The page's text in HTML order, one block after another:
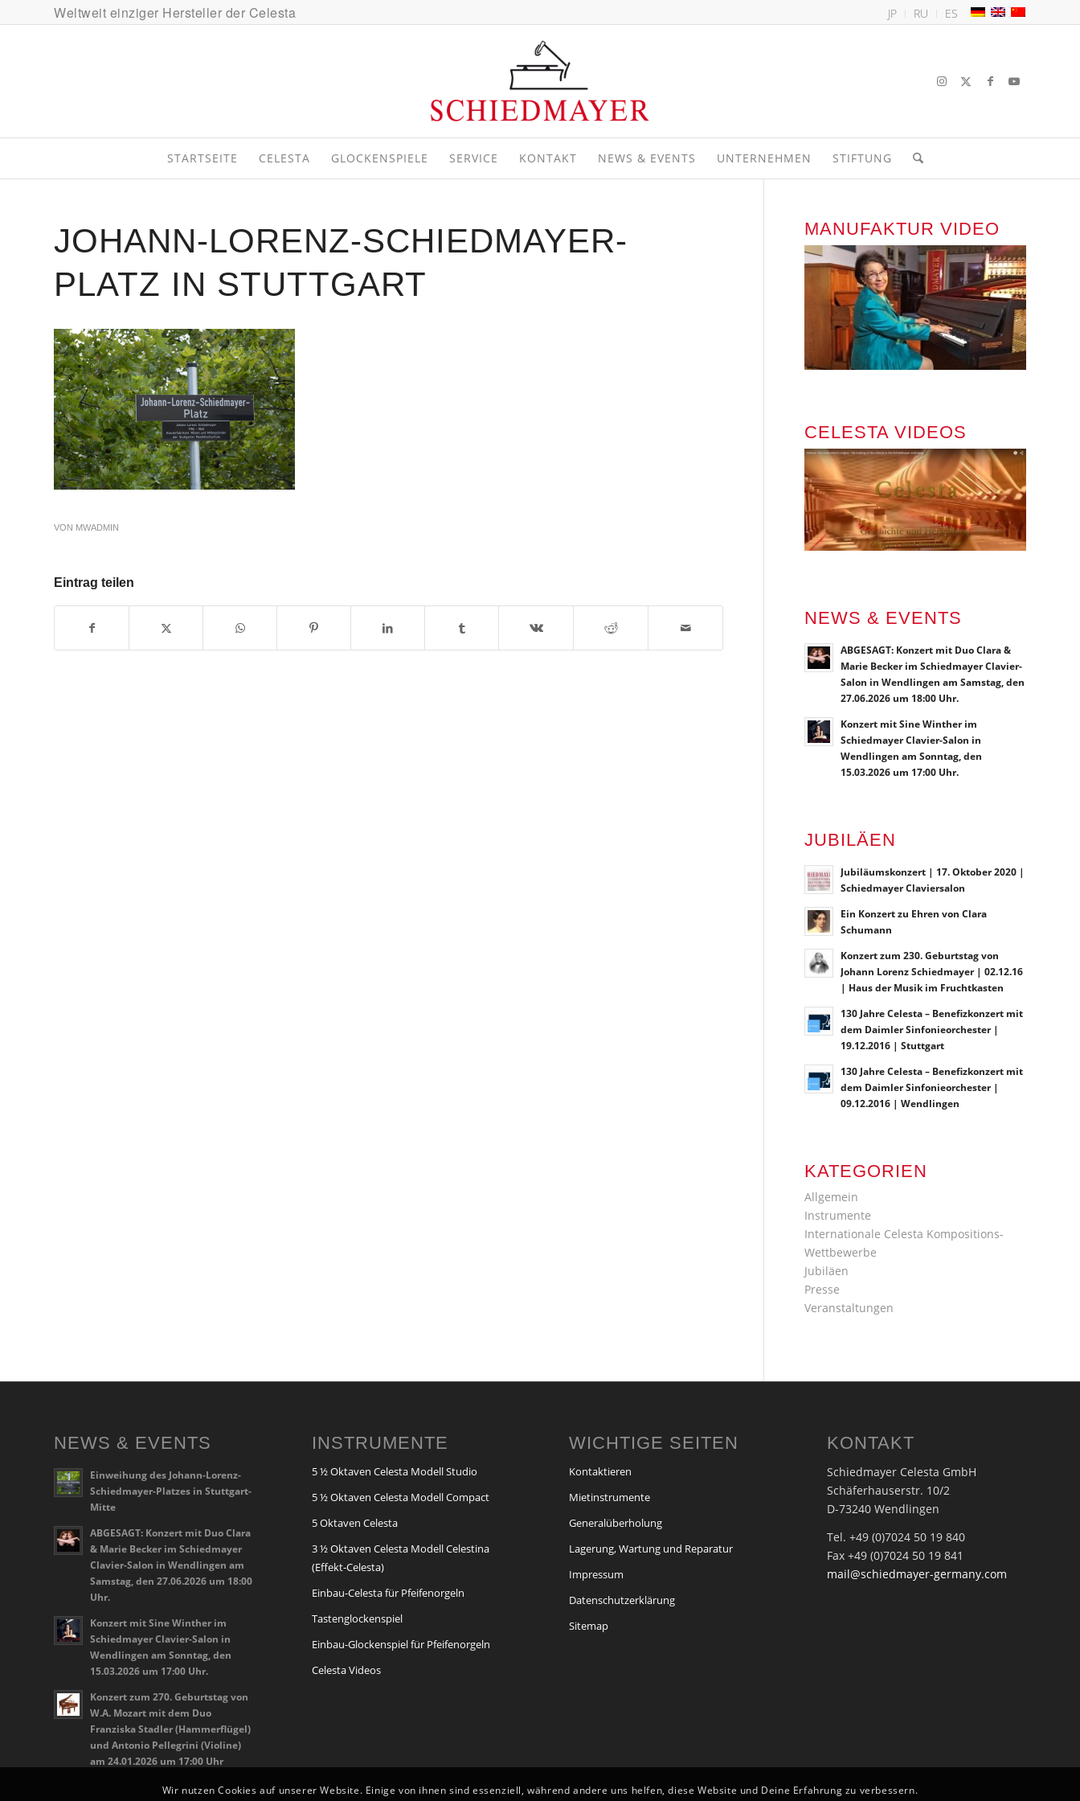
JP RU ES
Weltweit einziger Hersteller der Celesta
STARTSEITE CELESTA GLOCKENSPIELE SERVICE KONTAKT NEWS & EVENTS UNTERNEHMEN STIFTUNG
JOHANN-LORENZ-SCHIEDMAYER-
PLATZ IN STUTTGART
VON MWADMIN
Eintrag teilen
MANUFAKTUR VIDEO
CELESTA VIDEOS
NEWS & EVENTS
ABGESAGT: Konzert mit Duo Clara &
Marie Becker im Schiedmayer Clavier-
Salon in Wendlingen am Samstag, den
27.06.2026 um 18:00 Uhr.
Konzert mit Sine Winther im
Schiedmayer Clavier-Salon in
Wendlingen am Sonntag, den
15.03.2026 um 17:00 Uhr.
JUBILÄEN
Jubiläumskonzert | 17. Oktober 2020 |
Schiedmayer Claviersalon
Ein Konzert zu Ehren von Clara
Schumann
Konzert zum 230. Geburtstag von
Johann Lorenz Schiedmayer | 02.12.16
| Haus der Musik im Fruchtkasten
130 Jahre Celesta – Benefizkonzert mit
dem Daimler Sinfonieorchester |
19.12.2016 | Stuttgart
130 Jahre Celesta – Benefizkonzert mit
dem Daimler Sinfonieorchester |
09.12.2016 | Wendlingen
KATEGORIEN
Allgemein
Instrumente
Internationale Celesta Kompositions-
Wettbewerbe
Jubiläen
Presse
Veranstaltungen
NEWS & EVENTS
Einweihung des Johann-Lorenz-
Schiedmayer-Platzes in Stuttgart-
Mitte
ABGESAGT: Konzert mit Duo Clara
& Marie Becker im Schiedmayer
Clavier-Salon in Wendlingen am
Samstag, den 27.06.2026 um 18:00
Uhr.
Konzert mit Sine Winther im
Schiedmayer Clavier-Salon in
Wendlingen am Sonntag, den
15.03.2026 um 17:00 Uhr.
Konzert zum 270. Geburtstag von
W.A. Mozart mit dem Duo
Franziska Stadler (Hammerflügel)
und Antonio Pellegrini (Violine)
am 24.01.2026 um 17:00 Uhr
INSTRUMENTE
5 ½ Oktaven Celesta Modell Studio
5 ½ Oktaven Celesta Modell Compact
5 Oktaven Celesta
3 ½ Oktaven Celesta Modell Celestina
(Effekt-Celesta)
Einbau-Celesta für Pfeifenorgeln
Tastenglockenspiel
Einbau-Glockenspiel für Pfeifenorgeln
Celesta Videos
WICHTIGE SEITEN
Kontaktieren
Mietinstrumente
Generalüberholung
Lagerung, Wartung und Reparatur
Impressum
Datenschutzerklärung
Sitemap
KONTAKT
Schiedmayer Celesta GmbH
Schäferhauserstr. 10/2
D-73240 Wendlingen
Tel. +49 (0)7024 50 19 840
Fax +49 (0)7024 50 19 841
mail@schiedmayer-germany.com
Wir nutzen Cookies auf unserer Website. Einige von ihnen sind essenziell, während andere uns helfen, diese Website und Deine Erfahrung zu verbessern.